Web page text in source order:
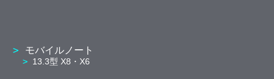
モバイルノート
13.3型 X8・X6